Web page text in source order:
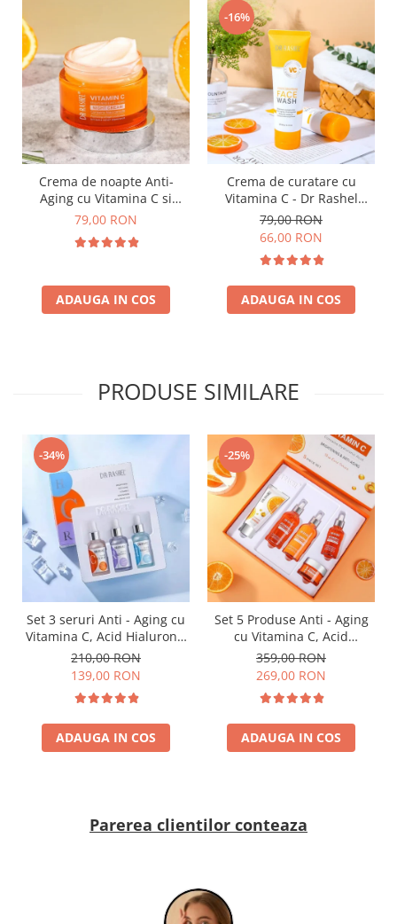
Crema de noapte Anti-
Aging cu Vitamina C si
Niacinamide - Dr Rashel
79,00 RON
ADAUGA IN COS
-16%
Crema de curatare cu
Vitamina C - Dr Rashel
Brightening Face Wash
100ml
79,00 RON
66,00 RON
ADAUGA IN COS
PRODUSE SIMILARE
-34%
Set 3 seruri Anti - Aging cu
Vitamina C, Acid Hialuronic
si Retinol - Dr. Rashel Facial
Serum pack
210,00 RON
139,00 RON
ADAUGA IN COS
-25%
Set 5 Produse Anti - Aging
cu Vitamina C, Acid
Hialuronic si Niacinamide
pentru Luminozitate - Dr.
Rashel Skin Care
359,00 RON
269,00 RON
ADAUGA IN COS
Parerea clientilor conteaza